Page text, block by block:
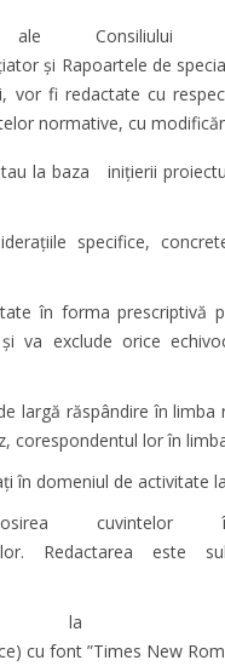
Consiliului
și Rapoartele de
vor fi redactate cu
normative, cu
la baza inițierii
specifice,
în forma prescriptivă
va exclude orice
largă răspândire în
corespondentul lor în
în domeniul de activitate
Redactarea este
cu font ”Times New